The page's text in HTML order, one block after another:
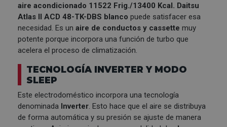
aire acondicionado 11522 Frig./13400 Kcal. Daitsu
Atlas II ACD 48-TK-DBS blanco puede satisfacer esa
necesidad. Es un aire de conductos y cassette muy
potente porque incorpora una función de turbo que
acelera el proceso de climatización.
TECNOLOGÍA INVERTER Y MODO
SLEEP
Este electrodoméstico incorpora una tecnología
denominada Inverter . Esto hace que el aire se distribuya
de forma automática y su presión se ajuste de manera